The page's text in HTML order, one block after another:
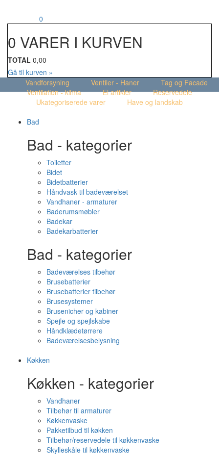
0
0 VARER I KURVEN
TOTAL 0,00
Gå til kurven »
Vandforsyning
Ventiler - Haner
Tag og Facade
Ventilation - klima
El artikler
Reservedele
Ukategoriserede varer
Have og landskab
Bad
Bad - kategorier
Toiletter
Bidet
Bidetbatterier
Håndvask til badeværelset
Vandhaner - armaturer
Baderumsmøbler
Badekar
Badekarbatterier
Bad - kategorier
Badeværelses tilbehør
Brusebatterier
Brusebatterier tilbehør
Brusesystemer
Brusenicher og kabiner
Spejle og spejlskabe
Håndklædetørrere
Badeværelsesbelysning
Køkken
Køkken - kategorier
Vandhaner
Tilbehør til armaturer
Køkkenvaske
Pakketilbud til køkken
Tilbehør/reservedele til køkkenvaske
Skylleskåle til køkkenvaske